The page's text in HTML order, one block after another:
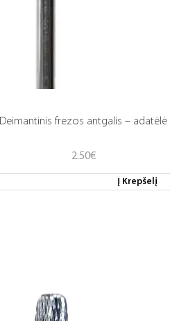
Deimantinis frezos antgalis – adatėlė
2.50€
Į Krepšelį